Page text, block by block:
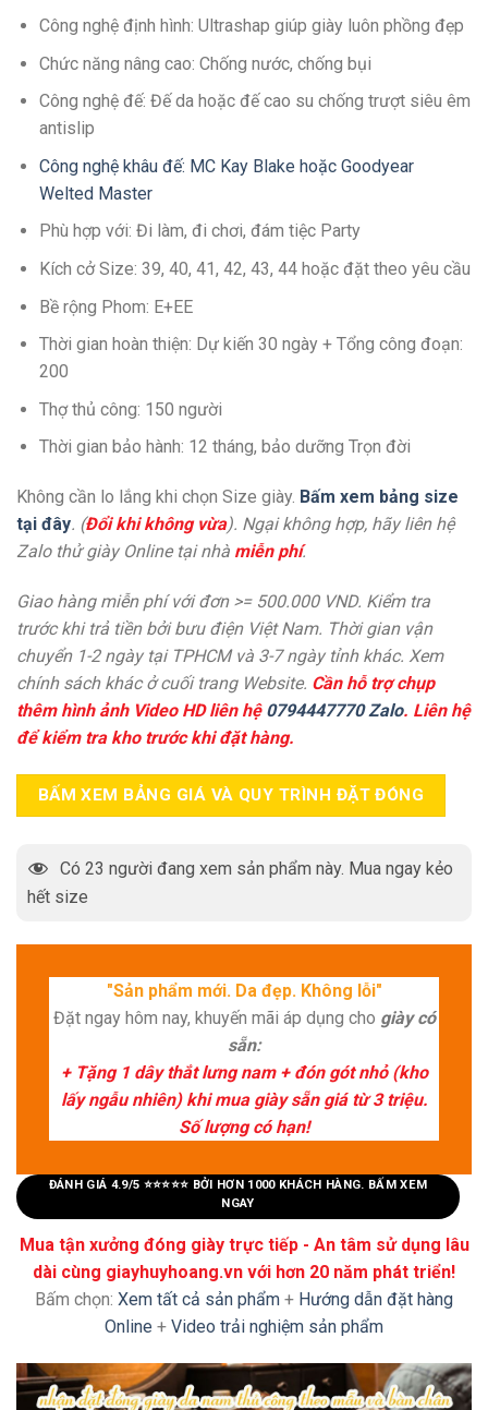
Công nghệ định hình: Ultrashap giúp giày luôn phồng đẹp
Chức năng nâng cao: Chống nước, chống bụi
Công nghệ đế: Đế da hoặc đế cao su chống trượt siêu êm
antislip
Công nghệ khâu đế: MC Kay Blake hoặc Goodyear
Welted Master
Phù hợp với: Đi làm, đi chơi, đám tiệc Party
Kích cở Size: 39, 40, 41, 42, 43, 44 hoặc đặt theo yêu cầu
Bề rộng Phom: E+EE
Thời gian hoàn thiện: Dự kiến 30 ngày + Tổng công đoạn:
200
Thợ thủ công: 150 người
Thời gian bảo hành: 12 tháng, bảo dưỡng Trọn đời
Không cần lo lắng khi chọn Size giày. Bấm xem bảng size
tại đây. (Đổi khi không vừa). Ngại không hợp, hãy liên hệ
Zalo thử giày Online tại nhà miễn phí.
Giao hàng miễn phí với đơn >= 500.000 VND. Kiểm tra
trước khi trả tiền bởi bưu điện Việt Nam. Thời gian vận
chuyển 1-2 ngày tại TPHCM và 3-7 ngày tỉnh khác. Xem
chính sách khác ở cuối trang Website. Cần hỗ trợ chụp
thêm hình ảnh Video HD liên hệ 0794447770 Zalo. Liên hệ
để kiểm tra kho trước khi đặt hàng.
BẤM XEM BẢNG GIÁ VÀ QUY TRÌNH ĐẶT ĐÓNG
Có 23 người đang xem sản phẩm này. Mua ngay kẻo
hết size
"Sản phẩm mới. Da đẹp. Không lỗi"
Đặt ngay hôm nay, khuyến mãi áp dụng cho giày có
sẵn:
+ Tặng 1 dây thắt lưng nam + đón gót nhỏ (kho
lấy ngẫu nhiên) khi mua giày sẵn giá từ 3 triệu.
Số lượng có hạn!
ĐÁNH GIÁ 4.9/5 ⭐⭐⭐⭐⭐ BỞI HƠN 1000 KHÁCH HÀNG. BẤM XEM
NGAY
Mua tận xưởng đóng giày trực tiếp - An tâm sử dụng lâu
dài cùng giayhuyhoang.vn với hơn 20 năm phát triển!
Bấm chọn: Xem tất cả sản phẩm + Hướng dẫn đặt hàng
Online + Video trải nghiệm sản phẩm